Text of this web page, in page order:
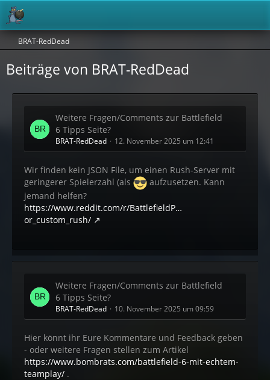
BRAT-RedDead
Beiträge von BRAT-RedDead
Weitere Fragen/Comments zur Battlefield
6 Tipps Seite?
BRAT-RedDead 12. November 2025 um 12:41
Wir finden kein JSON File, um einen Rush-Server mit
geringerer Spielerzahl (als
aufzusetzen. Kann
jemand helfen?
https://www.reddit.com/r/BattlefieldP…
or_custom_rush/
Weitere Fragen/Comments zur Battlefield
6 Tipps Seite?
BRAT-RedDead 10. November 2025 um 09:59
Hier könnt ihr Eure Kommentare und Feedback geben
- oder weitere Fragen stellen zum Artikel
https://www.bombrats.com/battlefield-6-mit-echtem-
teamplay/ .